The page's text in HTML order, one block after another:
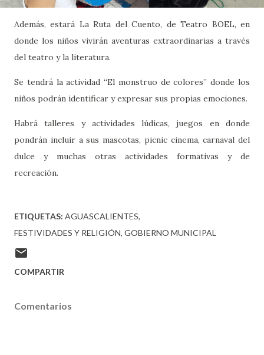
Además, estará La Ruta del Cuento, de Teatro BOEL, en
donde los niños vivirán aventuras extraordinarias a través
del teatro y la literatura.
Se tendrá la actividad “El monstruo de colores” donde los
niños podrán identificar y expresar sus propias emociones.
Habrá talleres y actividades lúdicas, juegos en donde
pondrán incluir a sus mascotas, picnic cinema, carnaval del
dulce y muchas otras actividades formativas y de
recreación.
ETIQUETAS: AGUASCALIENTES
FESTIVIDADES Y RELIGIÓN GOBIERNO MUNICIPAL
COMPARTIR
Comentarios